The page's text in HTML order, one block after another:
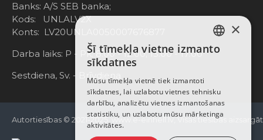
Banks: A/S SEB banka;
Kods: UNLALV2X
Konts: LV20UNLA0050007676877
Darba laiks: P - Pk. 8:00 - 12:00; 13:00 - 17:00
Sestdiena, Sv. - Brīvdiena
Autortiesības © 2021-2025, www.e-einhell.lv, Visas tiesības
LATVIAN
ENGLISH
×
Šī tīmekļa vietne izmanto
sīkdatnes
Mūsu tīmekļa vietnē tiek izmantoti
sīkdatnes, lai uzlabotu vietnes tehnisku
darbību, analizētu vietnes izmantošanas
statistiku, un uzlabotu mūsu mārketinga
aktivitātes.